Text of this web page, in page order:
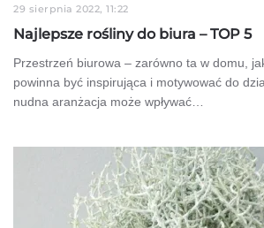
29 sierpnia 2022, 11:22
Najlepsze rośliny do biura – TOP 5
Przestrzeń biurowa – zarówno ta w domu,
powinna być inspirująca i motywować do
nudna aranżacja może wpływać…